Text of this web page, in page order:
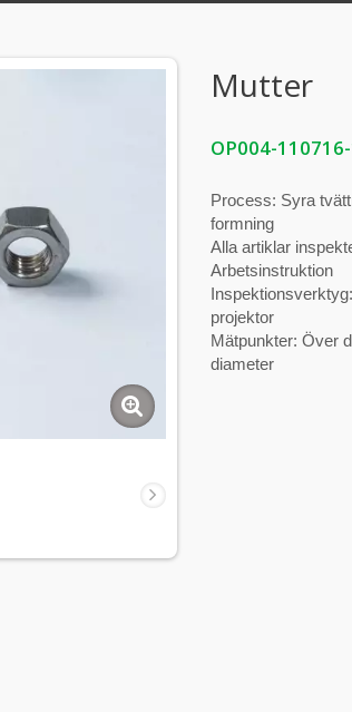
Mutter
OP004-110716-
Process: Syra
formning
Alla artiklar
Arbetsinstruktion
projektor
Mätpunkter: Över
diameter